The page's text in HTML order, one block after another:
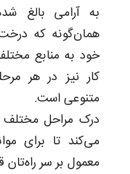
به آرامی بالغ
همان‌گونه که
خود به منابع
کار نیز در هر
متنوعی است.
درک مراحل
می‌کند تا برای
معمول بر سر راه‌تان